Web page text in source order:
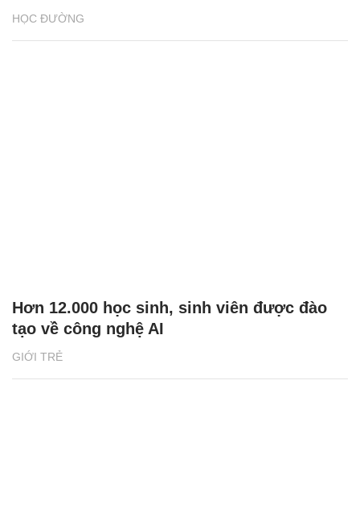
HỌC ĐƯỜNG
GIỚI TRẺ
Hơn 12.000 học sinh, sinh viên được đào
tạo về công nghệ AI